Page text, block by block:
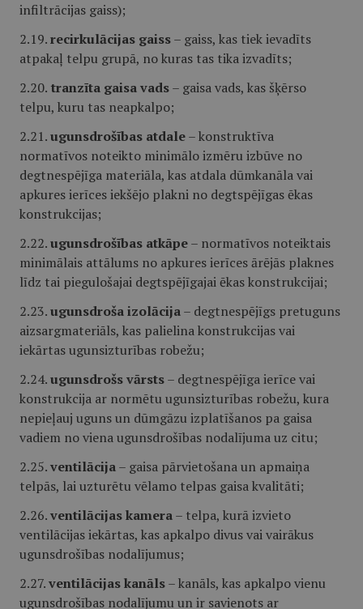
infiltrācijas gaiss);
2.19.recirkulācijas gaiss– gaiss, kas tiek ievadīts
atpakaļ telpu grupā, no kuras tas tika izvadīts;
2.20. tranzīta gaisa vads– gaisa vads, kas šķērso
telpu, kuru tas neapkalpo;
2.21.ugunsdrošības atdale– konstruktīva
normatīvos noteikto minimālo izmēru izbūve no
degtnespējīga materiāla, kas atdala dūmkanāla vai
apkures ierīces iekšējo plakni no degtspējīgas ēkas
konstrukcijas;
2.22.ugunsdrošības atkāpe– normatīvos noteiktais
minimālais attālums no apkures ierīces ārējās plaknes
līdz tai piegulošajai degtspējīgajai ēkas konstrukcijai;
2.23.ugunsdroša izolācija– degtnespējīgs pretuguns
aizsargmateriāls, kas palielina konstrukcijas vai
iekārtas ugunsizturības robežu;
2.24.ugunsdrošs vārsts– degtnespējīga ierīce vai
konstrukcija ar normētu ugunsizturības robežu, kura
nepieļauj uguns un dūmgāzu izplatīšanos pa gaisa
vadiem no viena ugunsdrošības nodalījuma uz citu;
2.25.ventilācija– gaisa pārvietošana un apmaiņa
telpās, lai uzturētu vēlamo telpas gaisa kvalitāti;
2.26.ventilācijas kamera– telpa, kurā izvieto
ventilācijas iekārtas, kas apkalpo divus vai vairākus
ugunsdrošības nodalījumus;
2.27.ventilācijas kanāls– kanāls, kas apkalpo vienu
ugunsdrošības nodalījumu un ir savienots ar